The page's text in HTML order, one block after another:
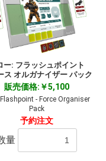
ー: フラッシュポイント
ス オルガナイザー パック
販売価格:￥5,100
- Force Organiser
Pack
予約注文
量